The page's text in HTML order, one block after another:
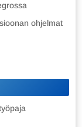
ohjelmat